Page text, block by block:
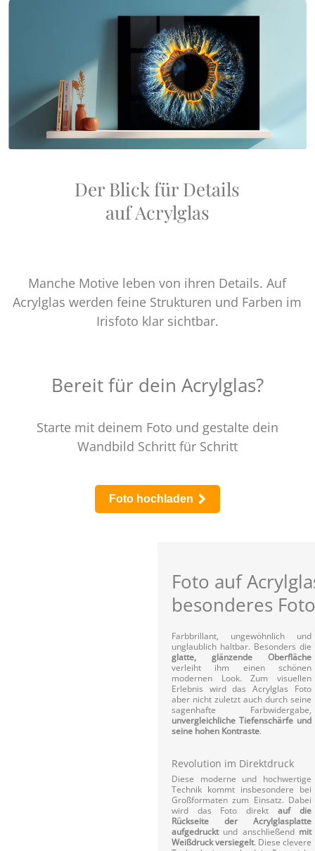
Der Blick für Details
auf Acrylglas
Manche Motive leben von ihren Details. Auf
Acrylglas werden feine Strukturen und Farben im
Irisfoto klar sichtbar.
Bereit für dein Acrylglas?
Starte mit deinem Foto und gestalte dein
Wandbild Schritt für Schritt
Foto hochladen
Foto auf
besonderes
Farbbrillant, ungewöhnlich und
unglaublich haltbar. Besonders die
glatte, glänzende Oberfläche
verleiht ihm einen schönen
modernen Look. Zum visuellen
Erlebnis wird das Acrylglas Foto
aber nicht zuletzt auch durch seine
sagenhafte Farbwidergabe,
unvergleichliche Tiefenschärfe und
seine hohen Kontraste.
Revolution im Direktdruck
Diese moderne und hochwertige
Technik kommt insbesondere bei
Großformaten zum Einsatz. Dabei
wird das Foto direkt auf die
Rückseite der Acrylglasplatte
aufgedrucktund anschließend mit
Weißdruck versiegelt. Diese clevere